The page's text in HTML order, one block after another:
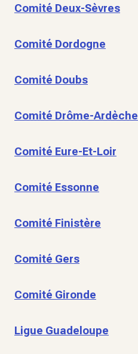
Comité Deux-Sèvres
Comité Dordogne
Comité Doubs
Comité Drôme-Ardèche
Comité Eure-Et-Loir
Comité Essonne
Comité Finistère
Comité Gers
Comité Gironde
Ligue Guadeloupe